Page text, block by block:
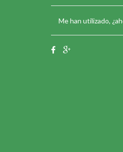
Me han utilizado,